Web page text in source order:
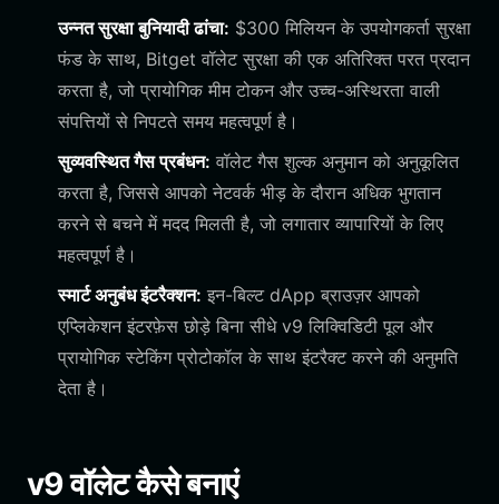
उन्नत सुरक्षा बुनियादी ढांचा: $300 मिलियन के उपयोगकर्ता सुरक्षा
फंड के साथ, Bitget वॉलेट सुरक्षा की एक अतिरिक्त परत प्रदान
करता है, जो प्रायोगिक मीम टोकन और उच्च-अस्थिरता वाली
संपत्तियों से निपटते समय महत्वपूर्ण है।
सुव्यवस्थित गैस प्रबंधन: वॉलेट गैस शुल्क अनुमान को अनुकूलित
करता है, जिससे आपको नेटवर्क भीड़ के दौरान अधिक भुगतान
करने से बचने में मदद मिलती है, जो लगातार व्यापारियों के लिए
महत्वपूर्ण है।
स्मार्ट अनुबंध इंटरैक्शन: इन-बिल्ट dApp ब्राउज़र आपको
एप्लिकेशन इंटरफ़ेस छोड़े बिना सीधे v9 लिक्विडिटी पूल और
प्रायोगिक स्टेकिंग प्रोटोकॉल के साथ इंटरैक्ट करने की अनुमति
देता है।
v9 वॉलेट कैसे बनाएं